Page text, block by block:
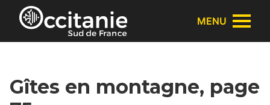
Panneau de gestion des cookies
MENU
Gîtes en montagne, page